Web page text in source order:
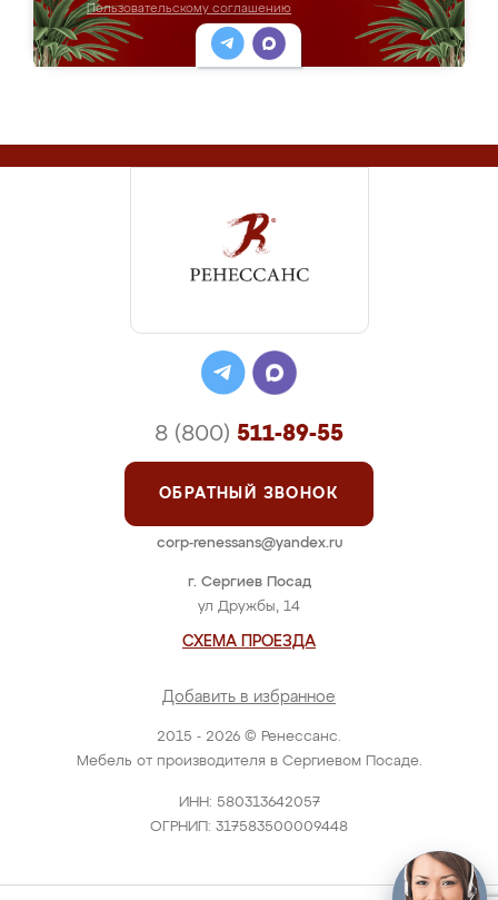
Пользовательскому соглашению
2015 - 2026 © Ренессанс.
Мебель от производителя в Сергиевом Посаде.
ИНН: 580313642057
ОГРНИП: 317583500009448
г. Сергиев Посад
ул Дружбы, 14
СХЕМА ПРОЕЗДА
Добавить в избранное
8 (800) 511-89-55
ОБРАТНЫЙ ЗВОНОК
corp-renessans@yandex.ru